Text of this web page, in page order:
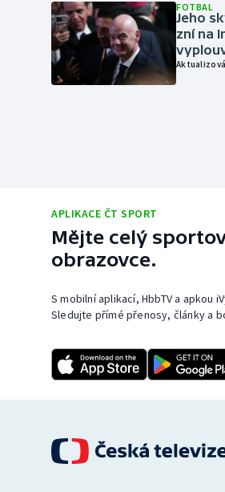
FOTBAL
Jeho
zní na
APLIKACE ČT SPORT
Mějte celý
obrazovce.
S mobilní aplikací, HbbTV a apkou
Sledujte přímé přenosy, články a